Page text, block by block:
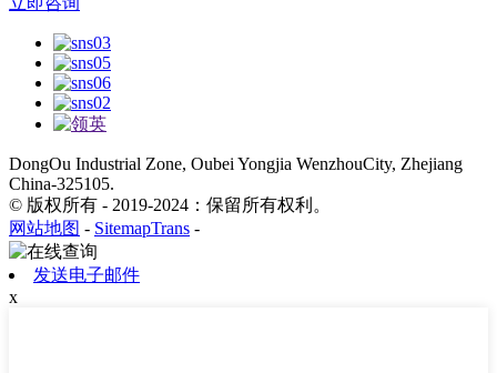
DongOu Industrial Zone, Oubei Yongjia WenzhouCity, Zhejiang
China-325105.
© 版权所有 - 2019-2024：保留所有权利。
网站地图 - SitemapTrans -
发送电子邮件
x